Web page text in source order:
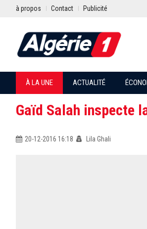
à propos Contact Publicité
À LA UNE ACTUALITÉ
Gaïd Salah inspecte
20-12-2016 16:18 Lila Ghali